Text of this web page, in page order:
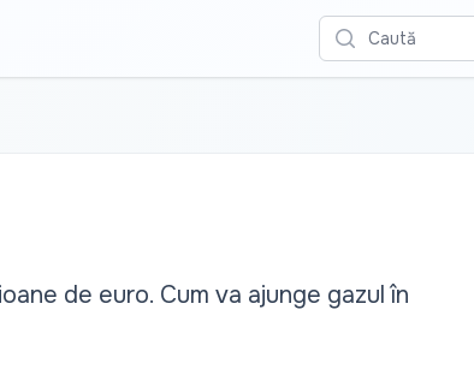
Caută
de euro. Cum va ajunge gazul în